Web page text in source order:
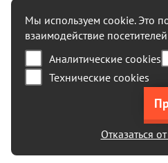
Мы используем cookie. Это
взаимодействие
Аналитические cookies
Технические cookies
Отказаться